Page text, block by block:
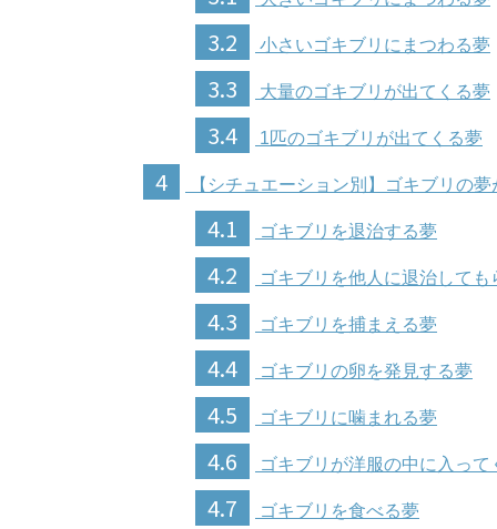
3.2 小さいゴキブリにまつわる夢
3.3 大量のゴキブリが出てくる夢
3.4 1匹のゴキブリが出てくる夢
4 【シチュエーション別】ゴキブリの夢
4.1 ゴキブリを退治する夢
4.2 ゴキブリを他人に退治しても
4.3 ゴキブリを捕まえる夢
4.4 ゴキブリの卵を発見する夢
4.5 ゴキブリに噛まれる夢
4.6 ゴキブリが洋服の中に入って
4.7 ゴキブリを食べる夢